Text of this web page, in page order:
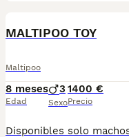
MALTIPOO TOY
Maltipoo
8 meses
Edad
3
Sexo
1400 €
Precio